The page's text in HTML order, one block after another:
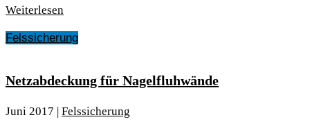
Weiterlesen
Felssicherung
Netzabdeckung für Nagelfluhwände
Juni 2017 | Felssicherung